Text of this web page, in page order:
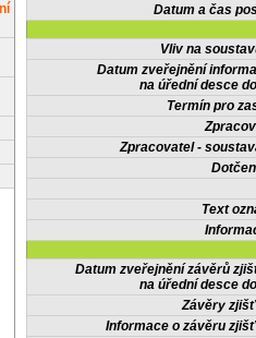
Datum a čas
Vliv na
Datum zveřejnění
na úřední desce
Termín pro
Zpracovatel -
Text
Datum zveřejnění závěrů
na úřední desce
Závěry
Informace o závěru